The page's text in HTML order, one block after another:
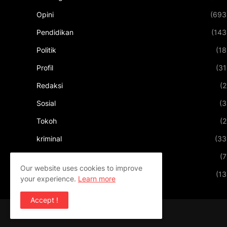
Opini
Pendidikan
Politik
Profil
Redaksi
Sosial
Tokoh
kriminal
pariwisata
Our website uses cookies to improve
your experience. Learn more
Accept !